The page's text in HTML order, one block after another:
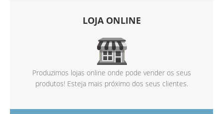
LOJA ONLINE
Produzimos lojas online onde pode vender os seus
produtos! Esteja mais próximo dos seus clientes.